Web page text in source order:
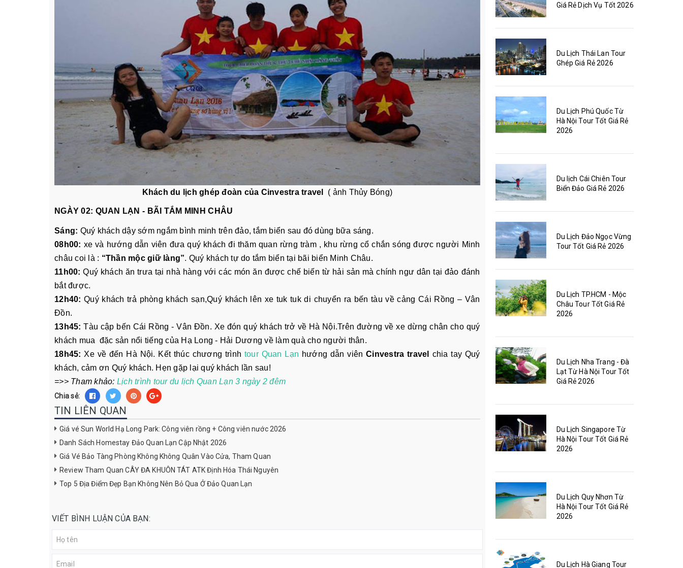
Khách du lịch ghép đoàn của Cinvestra travel ( ảnh Thủy Bóng)
NGÀY 02: QUAN LẠN - BÃI TẮM MINH CHÂU
Sáng: Quý khách dậy sớm ngắm bình minh trên đảo, tắm biển sau đó dùng bữa sáng.
08h00: xe và hướng dẫn viên đưa quý khách đi thăm quan rừng tràm , khu rừng cổ chắn sóng được người Minh
châu coi là : “Thần mộc giữ làng”. Quý khách tự do tắm biển tại bãi biển Minh Châu.
11h00: Quý khách ăn trưa tại nhà hàng với các món ăn được chế biến từ hải sản mà chính ngư dân tại đảo đánh
bắt được.
12h40: Quý khách trả phòng khách sạn,Quý khách lên xe tuk tuk di chuyển ra bến tàu về cảng Cái Rồng – Vân
Đồn.
13h45: Tàu cập bến Cái Rồng - Vân Đồn. Xe đón quý khách trở về Hà Nội.Trên đường về xe dừng chân cho quý
khách mua đặc sản nổi tiếng của Hạ Long - Hải Dương về làm quà cho người thân.
18h45: Xe về đến Hà Nội. Kết thúc chương trình tour Quan Lạn hướng dẫn viênCinvestra travel chia tay Quý
khách, cảm ơn Quý khách. Hẹn gặp lại quý khách lần sau!
=>> Tham khảo: Lịch trình tour du lịch Quan Lạn 3 ngày 2 đêm
Chia sẻ:
TIN LIÊN QUAN
Giá vé Sun World Hạ Long Park: Công viên rồng + Công viên nước 2026
Danh Sách Homestay Đảo Quan Lạn Cập Nhật 2026
Giá Vé Bảo Tàng Phòng Không Không Quân Vào Cửa, Tham Quan
Review Tham Quan CÂY ĐA KHUÔN TÁT ATK Định Hóa Thái Nguyên
Top 5 Địa Điểm Đẹp Bạn Không Nên Bỏ Qua Ở Đảo Quan Lạn
VIẾT BÌNH LUẬN CỦA BẠN:
Giá Rẻ Dịch Vụ Tốt 2026
Du Lịch Thái Lan Tour
Ghép Giá Rẻ 2026
Du Lịch Phú Quốc Từ
Hà Nội Tour Tốt Giá Rẻ
2026
Du lịch Cái Chiên Tour
Biển Đảo Giá Rẻ 2026
Du Lịch Đảo Ngọc Vừng
Tour Tốt Giá Rẻ 2026
Du Lịch TP.HCM - Mộc
Châu Tour Tốt Giá Rẻ
2026
Du Lịch Nha Trang - Đà
Lạt Từ Hà Nội Tour Tốt
Giá Rẻ 2026
Du Lịch Singapore Từ
Hà Nội Tour Tốt Giá Rẻ
2026
Du Lịch Quy Nhơn Từ
Hà Nội Tour Tốt Giá Rẻ
2026
Du Lịch Hà Giang Tour